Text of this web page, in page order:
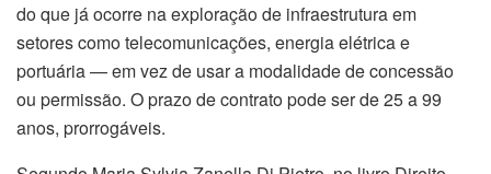
do que já ocorre na exploração de infraestrutura em
setores como telecomunicações, energia elétrica e
portuária — em vez de usar a modalidade de concessão
ou permissão. O prazo de contrato pode ser de 25 a 99
anos, prorrogáveis.